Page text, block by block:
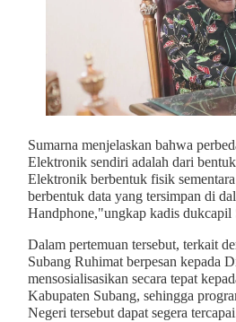
Sumarna menjelaskan bahwa
Elektronik sendiri adalah dari
Elektronik berbentuk fisik
berbentuk data yang tersimpan di
Handphone,"ungkap kadis dukcapil
Dalam pertemuan tersebut, terkait
Subang Ruhimat berpesan kepada
mensosialisasikan secara tepat
Kabupaten Subang, sehingga
Negeri tersebut dapat segera